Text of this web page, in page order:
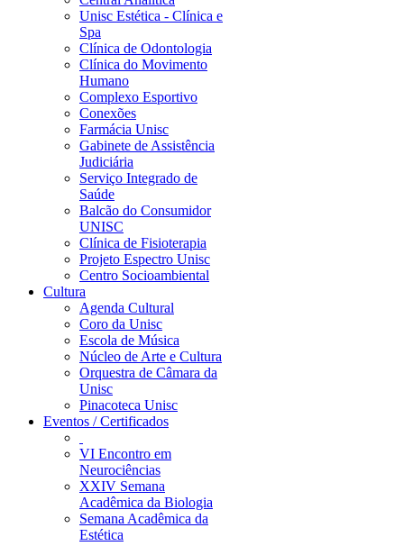
Unisc Estética - Clínica e
Spa
Clínica de Odontologia
Clínica do Movimento
Humano
Complexo Esportivo
Conexões
Farmácia Unisc
Gabinete de Assistência
Judiciária
Serviço Integrado de
Saúde
Balcão do Consumidor
UNISC
Clínica de Fisioterapia
Projeto Espectro Unisc
Centro Socioambiental
Cultura
Agenda Cultural
Coro da Unisc
Escola de Música
Núcleo de Arte e Cultura
Orquestra de Câmara da
Unisc
Pinacoteca Unisc
Eventos / Certificados
VI Encontro em
Neurociências
XXIV Semana
Acadêmica da Biologia
Semana Acadêmica da
Estética